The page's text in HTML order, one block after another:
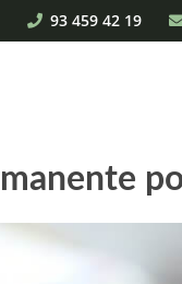
93 459 42 19